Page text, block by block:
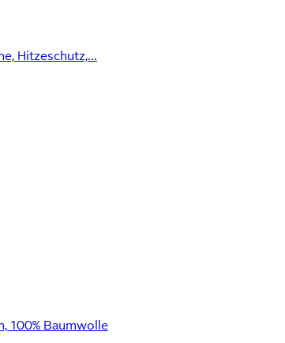
Hitzeschutz,...
100% Baumwolle